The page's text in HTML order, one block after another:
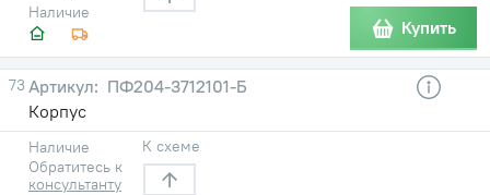
Наличие
Купить
73
ПФ204-3712101-Б
Корпус
Наличие
Обратитесь к
консультанту
К схеме